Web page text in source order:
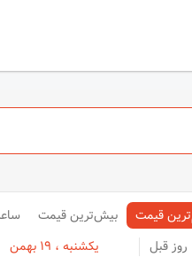
قیمت بیش‌ترین قیمت
روز قبل
یکشنبه ، 19 بهمن